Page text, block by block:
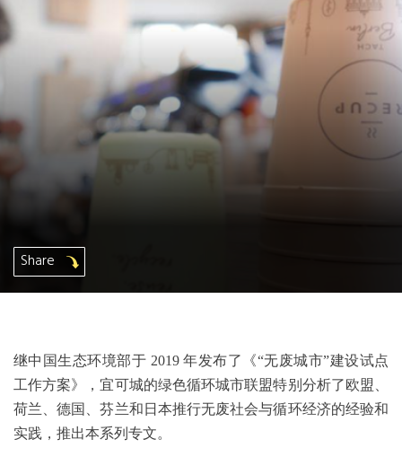
全球秘书处
非洲秘书处
欧洲秘书处
加拿大办公室
墨西哥、中美洲和加勒比海区秘书处
南美洲秘书处
南亚秘书处
Share
继中国生态环境部于 2019 年发布了《“无废城市”建设试点
工作方案》，宜可城的绿色循环城市联盟特别分析了欧盟、
荷兰、德国、芬兰和日本推行无废社会与循环经济的经验和
实践，推出本系列专文。